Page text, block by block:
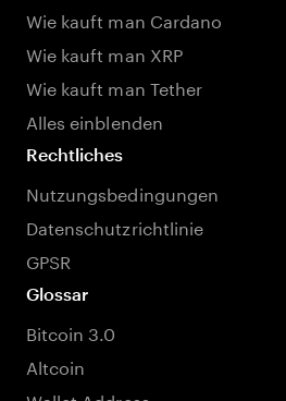
Wie kauft man Cardano
Wie kauft man XRP
Wie kauft man Tether
Alles einblenden
Rechtliches
Nutzungsbedingungen
Datenschutzrichtlinie
GPSR
Glossar
Bitcoin 3.0
Altcoin